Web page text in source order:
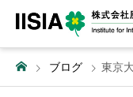
ブログ 東京大